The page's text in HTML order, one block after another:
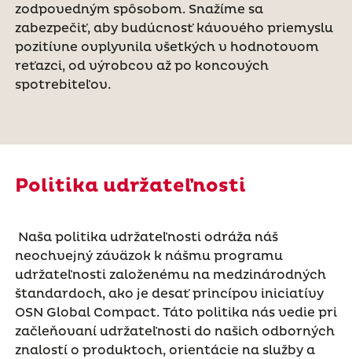
zodpovedným spôsobom. Snažíme sa
zabezpečiť, aby budúcnosť kávového priemyslu
pozitívne ovplyvnila všetkých v hodnotovom
reťazci, od výrobcov až po koncových
spotrebiteľov.
Politika udržateľnosti
Naša politika udržateľnosti odráža náš
neochvejný záväzok k nášmu programu
udržateľnosti založenému na medzinárodných
štandardoch, ako je desať princípov iniciatívy
OSN Global Compact. Táto politika nás vedie pri
začleňovaní udržateľnosti do našich odborných
znalostí o produktoch, orientácie na služby a